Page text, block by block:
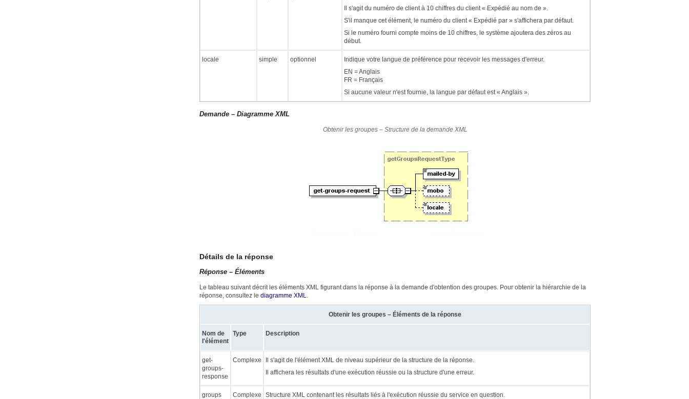
Il s'agit du numéro de client à 10 chiffres du client « Expédié au nom de ».
S'il manque cet élément, le numéro du client « Expédié par » s'affichera par défaut.
Si le numéro fourni compte moins de 10 chiffres, le système ajoutera des zéros au
début.
locale simple optionnel
Indique votre langue de préférence pour recevoir les messages d'erreur.
EN = Anglais
FR = Français
Si aucune valeur n'est fournie, la langue par défaut est « Anglais ».
Demande – Diagramme XML
Obtenir les groupes – Structure de la demande XML
Détails de la réponse
Réponse – Éléments
Le tableau suivant décrit les éléments XML figurant dans la réponse à la demande d'obtention des groupes. Pour obtenir la hiérarchie de la
réponse, consultez le diagramme XML.
Obtenir les groupes – Éléments de la réponse
Nom de
l'élément
Type Description
get-
groups-
response
Complexe
Il s'agit de l'élément XML de niveau supérieur de la structure de la réponse.
Il affichera les résultats d'une exécution réussie ou la structure d'une erreur.
groups Complexe Structure XML contenant les résultats liés à l'exécution réussie du service en question.